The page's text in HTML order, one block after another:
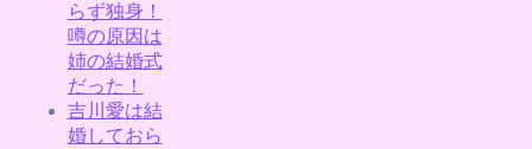
らず独身！
噂の原因は
姉の結婚式
だった！
吉川愛は結
婚しておら